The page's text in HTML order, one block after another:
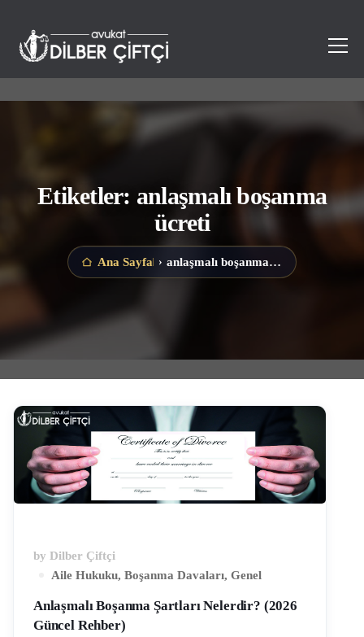
Etiketler: anlaşmalı boşanma
ücreti
Ana Sayfa › anlaşmalı boşanma ücreti
by Dilber Çiftçi
Aile Hukuku, Boşanma Davaları, Genel
Anlaşmalı Boşanma Şartları Nelerdir? (2026
Güncel Rehber)